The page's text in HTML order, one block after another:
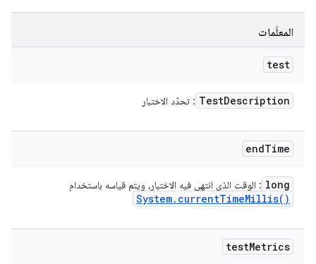
المعلَمات
test
TestDescription : تحدّد الاختبار
endTime
long : الوقت الذي انتهى فيه الاختبار، ويتم قياسه باستخدام
System. currentTimeMillis( )
testMetrics